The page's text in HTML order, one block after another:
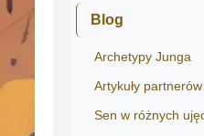
Blog
Archetypy Junga
Artykuły partnerów
Sen w różnych